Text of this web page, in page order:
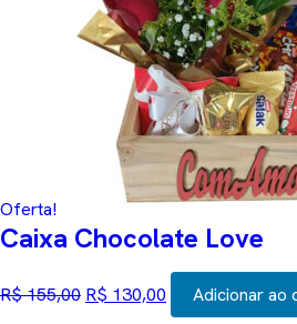
Oferta!
Caixa Chocolate Love
R$155,00 preço
R$ 130,00 preço
atual
Adicionar ao